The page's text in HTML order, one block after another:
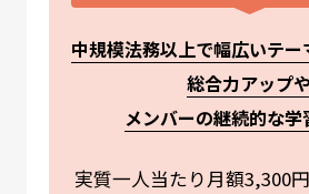
中規模法務以上で幅広いテー
総合力アップや
メンバーの継続的な学
実質一人当たり月額3,300